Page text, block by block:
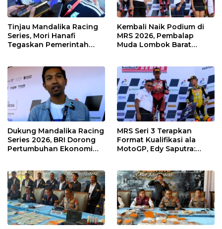
Tinjau Mandalika Racing
Series, Mori Hanafi
Tegaskan Pemerintah
Kembali Naik Podium di
MRS 2026, Pembalap
Muda Lombok Barat
Dukung Mandalika Racing
Series 2026, BRI Dorong
Pertumbuhan Ekonomi
MRS Seri 3 Terapkan
Format Kualifikasi ala
MotoGP, Edy Saputra: